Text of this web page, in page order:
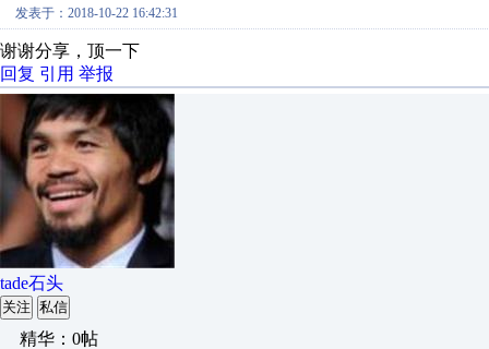
发表于：2018-10-22 16:42:31
谢谢分享，顶一下
回复 引用 举报
tade石头
关注 私信
精华：0帖